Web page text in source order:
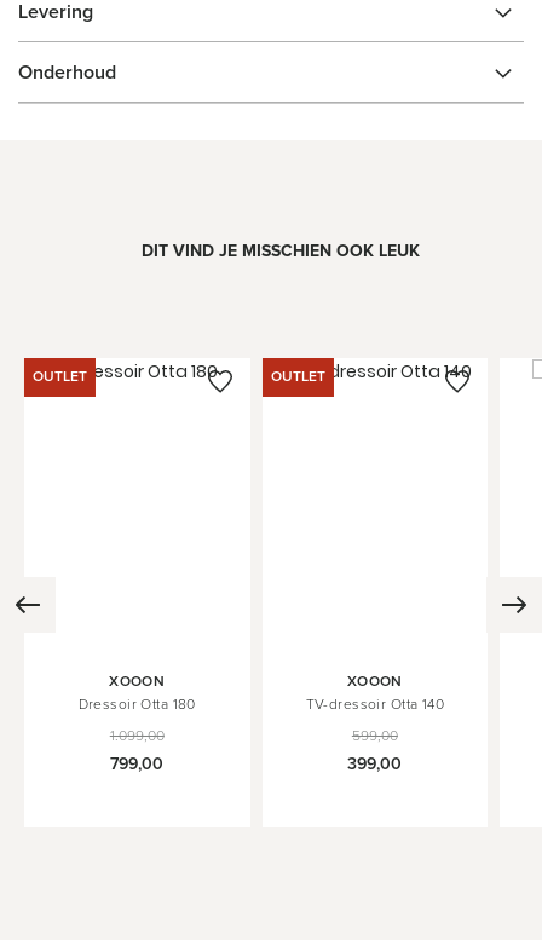
Levering
Onderhoud
DIT VIND JE MISSCHIEN OOK LEUK
OUTLET
XOOON
Dressoir Otta 180
1.099,00
799,00
OUTLET
XOOON
TV-dressoir Otta 140
599,00
399,00